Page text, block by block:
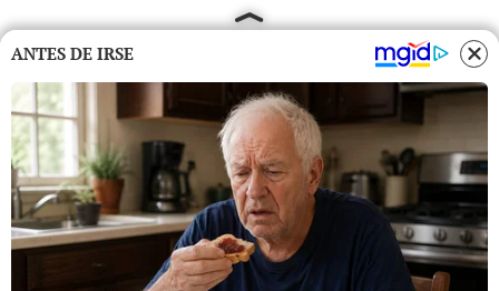
ANTES DE IRSE